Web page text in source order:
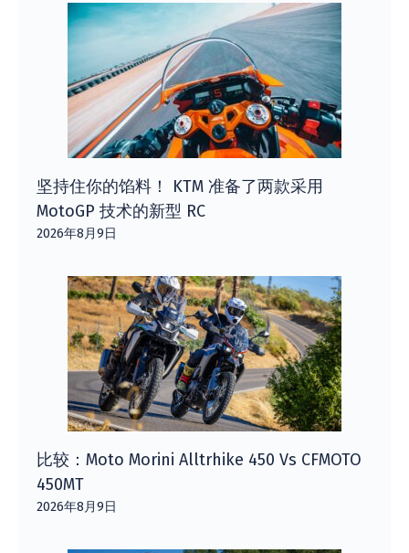
坚持住你的馅料！ KTM 准备了两款采用
MotoGP 技术的新型 RC
2026年8月9日
比较：Moto Morini Alltrhike 450 Vs CFMOTO
450MT
2026年8月9日